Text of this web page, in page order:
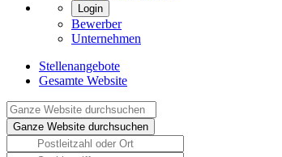
Login
Bewerber
Unternehmen
Stellenangebote
Gesamte Website